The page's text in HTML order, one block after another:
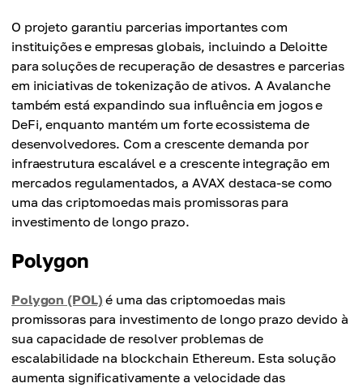
O projeto garantiu parcerias importantes com
instituições e empresas globais, incluindo a Deloitte
para soluções de recuperação de desastres e parcerias
em iniciativas de tokenização de ativos. A Avalanche
também está expandindo sua influência em jogos e
DeFi, enquanto mantém um forte ecossistema de
desenvolvedores. Com a crescente demanda por
infraestrutura escalável e a crescente integração em
mercados regulamentados, a AVAX destaca-se como
uma das criptomoedas mais promissoras para
investimento de longo prazo.
Polygon
Polygon (POL) é uma das criptomoedas mais
promissoras para investimento de longo prazo devido à
sua capacidade de resolver problemas de
escalabilidade na blockchain Ethereum. Esta solução
aumenta significativamente a velocidade das